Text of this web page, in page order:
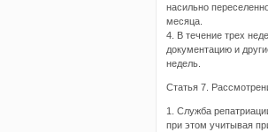
насильно
месяца.
4. В течение трех
документацию и
недель.
Статья 7.
1. Служба
при этом учитывая